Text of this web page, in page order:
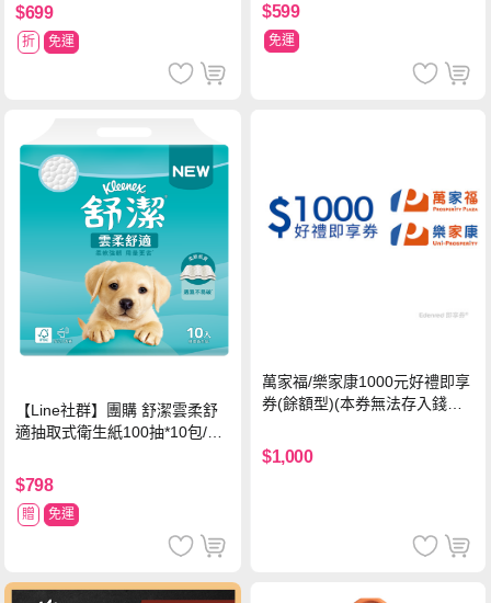
$699
折 免運
$599
免運
【Line社群】團購 舒潔雲柔舒
適抽取式衛生紙100抽*10包/6
$798
贈 免運
萬家福/樂家康1000元好禮即享
券(餘額型)(本券無法存入錢包
$1,000